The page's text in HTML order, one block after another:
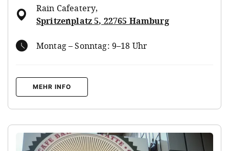
Rain Cafeatery,
Spritzenplatz 5, 22765 Hamburg
Montag – Sonntag: 9–18 Uhr
MEHR INFO